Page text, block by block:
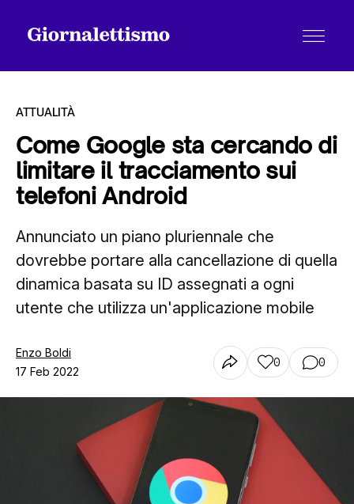
Tutti gli articoli
Chi siamo
Contatti
ATTUALITÀ
Come Google sta cercando di
limitare il tracciamento sui
telefoni Android
Annunciato un piano pluriennale che
dovrebbe portare alla cancellazione di quella
dinamica basata su ID assegnati a ogni
utente che utilizza un'applicazione mobile
Enzo Boldi
17 Feb 2022
0 0